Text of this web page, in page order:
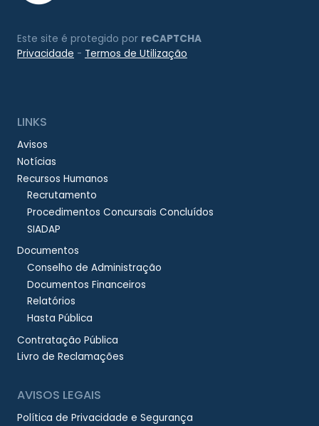
Este site é protegido por reCAPTCHA
Privacidade - Termos de Utilização
LINKS
Avisos
Notícias
Recursos Humanos
Recrutamento
Procedimentos Concursais Concluídos
SIADAP
Documentos
Conselho de Administração
Documentos Financeiros
Relatórios
Hasta Pública
Contratação Pública
Livro de Reclamações
AVISOS LEGAIS
Política de Privacidade e Segurança